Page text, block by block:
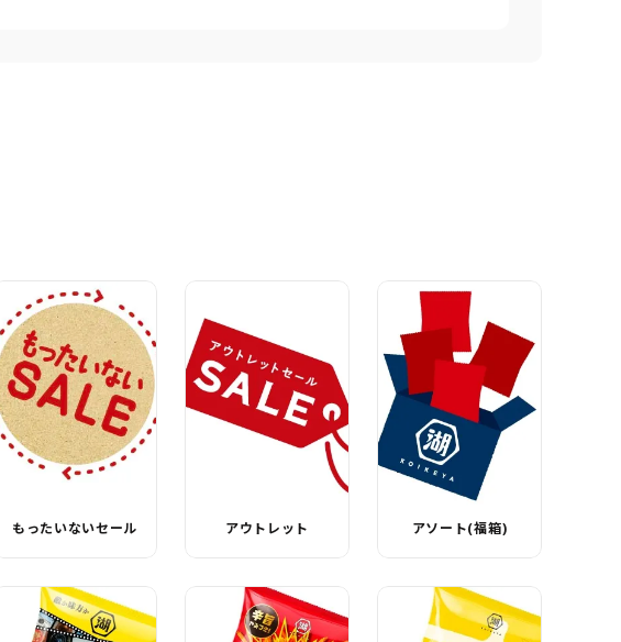
もったいないセール アウトレット アソート(福箱)